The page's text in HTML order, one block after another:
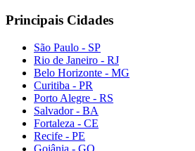
Principais Cidades
São Paulo - SP
Rio de Janeiro - RJ
Belo Horizonte - MG
Curitiba - PR
Porto Alegre - RS
Salvador - BA
Fortaleza - CE
Recife - PE
Goiânia - GO